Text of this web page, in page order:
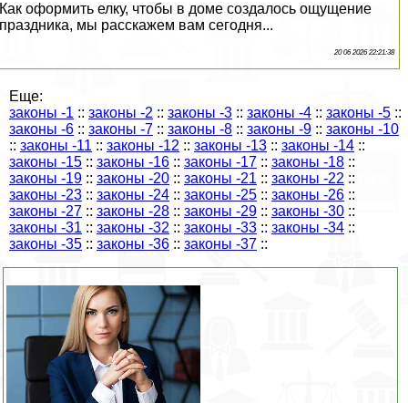
Как оформить елку, чтобы в доме создалось ощущение
праздника, мы расскажем вам сегодня...
20 06 2026 22:21:38
Еще:
законы -1 :: законы -2 :: законы -3 :: законы -4 :: законы -5 ::
законы -6 :: законы -7 :: законы -8 :: законы -9 :: законы -10
:: законы -11 :: законы -12 :: законы -13 :: законы -14 ::
законы -15 :: законы -16 :: законы -17 :: законы -18 ::
законы -19 :: законы -20 :: законы -21 :: законы -22 ::
законы -23 :: законы -24 :: законы -25 :: законы -26 ::
законы -27 :: законы -28 :: законы -29 :: законы -30 ::
законы -31 :: законы -32 :: законы -33 :: законы -34 ::
законы -35 :: законы -36 :: законы -37 ::